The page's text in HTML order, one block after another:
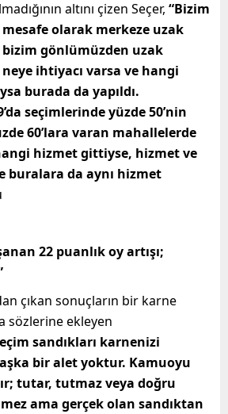
altını çizen Seçer, “Bizim
olarak merkeze uzak
gönlümüzden uzak
ihtiyacı varsa ve hangi
burada da yapıldı.
seçimlerinde yüzde 50’nin
60’lara varan mahallelerde
hizmet gittiyse, hizmet ve
buralara da aynı hizmet
22 puanlık oy artışı;
çıkan sonuçların bir karne
sözlerine ekleyen
sandıkları karnenizi
bir alet yoktur. Kamuoyu
tutar, tutmaz veya doğru
ama gerçek olan sandıktan